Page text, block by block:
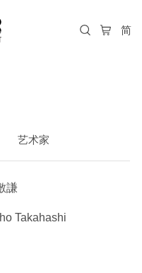
艺术家
謙
Takahashi